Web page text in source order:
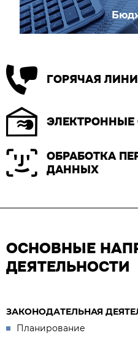
ГОРЯЧАЯ
ОБРАБОТКА
ДАННЫХ
ОСНОВНЫЕ
ДЕЯТЕЛЬНОСТИ
ЗАКОНОДАТЕЛЬНАЯ
Планирование